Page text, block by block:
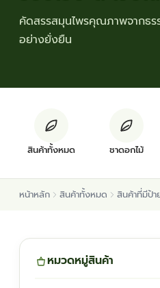
ต้นพันธุ์สมุนไพร
ต้นพันธุ์ไม้ป่า
คัดสรรสมุนไพรคุณภาพจากธ
อย่างยั่งยืน
สินค้าทั้งหมด ชาดอกไม้
หน้าหลัก สินค้าทั้งหมด สินค้าที่มีป้า
หมวดหมู่สินค้า